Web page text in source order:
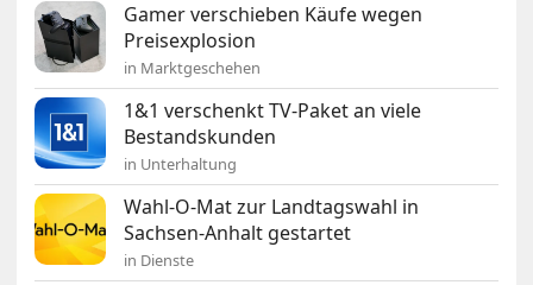
Gamer verschieben Käufe wegen
Preisexplosion
in Marktgeschehen
1&1 verschenkt TV-Paket an viele
Bestandskunden
in Unterhaltung
Wahl-O-Mat zur Landtagswahl in
Sachsen-Anhalt gestartet
in Dienste